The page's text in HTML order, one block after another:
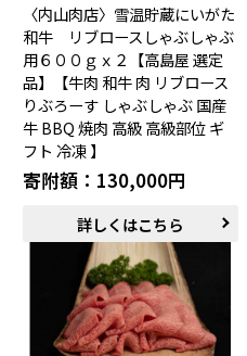
〈内山肉店〉雪温貯蔵にいがた
和牛 リブロースしゃぶしゃぶ
用６００ｇｘ２【高島屋 選定
品】【牛肉 和牛 肉 リブロース
りぶろーす しゃぶしゃぶ 国産
牛 BBQ 焼肉 高級 高級部位 ギ
フト 冷凍 】
寄附額：130,000円
詳しくはこちら